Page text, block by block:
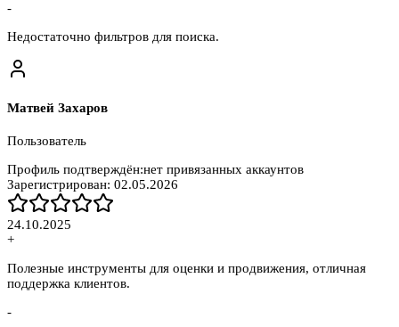
-
Недостаточно фильтров для поиска.
Матвей Захаров
Пользователь
Профиль подтверждён:нет привязанных аккаунтов
Зарегистрирован: 02.05.2026
24.10.2025
+
Полезные инструменты для оценки и продвижения, отличная
поддержка клиентов.
-